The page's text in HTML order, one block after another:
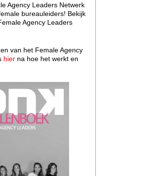
Agency Leaders Netwerk
bureauleiders! Bekijk
Agency Leaders
van het Female Agency
hier na hoe het werkt en